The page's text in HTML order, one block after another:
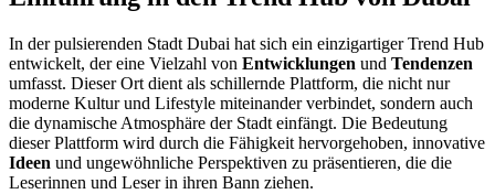
In der pulsierenden Stadt Dubai hat sich ein einzigartiger Trend Hub
entwickelt, der eine Vielzahl von Entwicklungen und Tendenzen
umfasst. Dieser Ort dient als schillernde Plattform, die nicht nur
moderne Kultur und Lifestyle miteinander verbindet, sondern auch
die dynamische Atmosphäre der Stadt einfängt. Die Bedeutung
dieser Plattform wird durch die Fähigkeit hervorgehoben, innovative
Ideen und ungewöhnliche Perspektiven zu präsentieren, die die
Leserinnen und Leser in ihren Bann ziehen.